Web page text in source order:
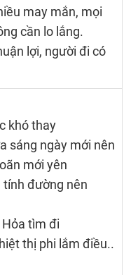
may mắn, mọi
cần lo lắng.
lợi, người đi có
khó thay
sáng ngày mới nên
mới yên
tính đường nên
tìm đi
thị phi lắm điều..